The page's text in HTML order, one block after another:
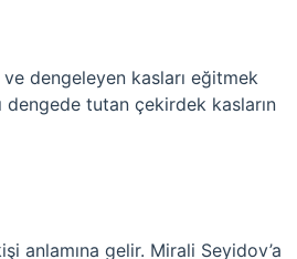
dengeleyen kasları eğitmek
dengede tutan çekirdek kasların
anlamına gelir. Mirali Seyidov’a